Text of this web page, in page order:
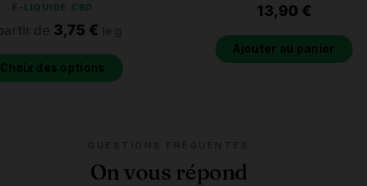
E-LIQUIDE CBD
3,75 €
Choix des options
13,90 €
Ajouter au panier
On vous répond